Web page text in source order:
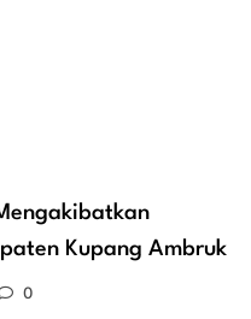
Kupang Ambruk
0